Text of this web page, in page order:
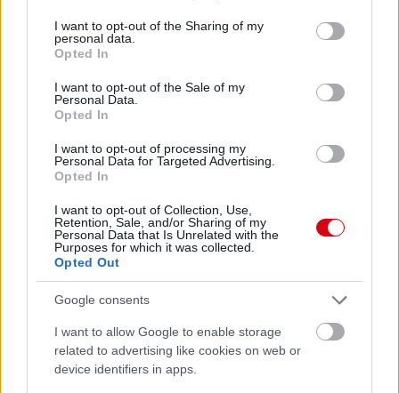
not limited to your visit or usage behaviour. You may click to
grant or deny consent to Google and its third-party tags to
use your data for below specified purposes in below Google
consent section.
I want to opt-out of the Sharing of my
personal data.
Opted In
I want to opt-out of the Sale of my
Personal Data.
Opted In
I want to opt-out of processing my
Personal Data for Targeted Advertising.
Opted In
I want to opt-out of Collection, Use,
Retention, Sale, and/or Sharing of my
Personal Data that Is Unrelated with the
Purposes for which it was collected.
Opted Out
Google consents
I want to allow Google to enable storage
related to advertising like cookies on web or
device identifiers in apps.
Meccs Center